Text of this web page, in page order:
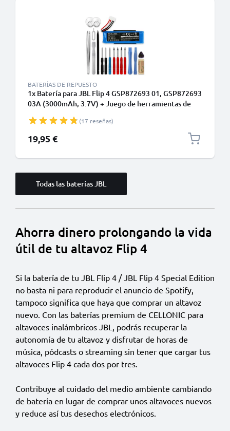
BATERÍAS DE REPUESTO
1x Batería para JBL Flip 4 GSP872693 01, GSP872693
03A (3000mAh, 3.7V) + Juego de herramientas de
(17 reseñas)
19,95 €
Todas las baterías JBL
Ahorra dinero prolongando la vida
útil de tu altavoz Flip 4
Si la batería de tu JBL Flip 4 / JBL Flip 4 Special Edition
no basta ni para reproducir el anuncio de Spotify,
tampoco significa que haya que comprar un altavoz
nuevo. Con las baterías premium de CELLONIC para
altavoces inalámbricos JBL, podrás recuperar la
autonomía de tu altavoz y disfrutar de horas de
música, pódcasts o streaming sin tener que cargar tus
altavoces Flip 4 cada dos por tres.
Contribuye al cuidado del medio ambiente cambiando
de batería en lugar de comprar unos altavoces nuevos
y reduce así tus desechos electrónicos.